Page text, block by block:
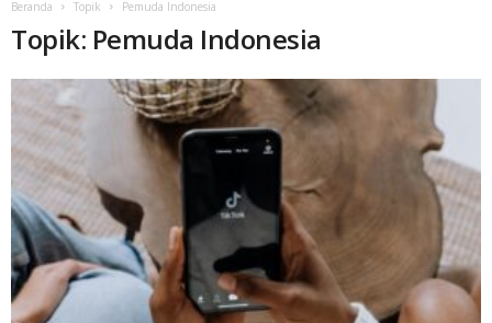
Beranda Topik Pemuda Indonesia
Topik: Pemuda Indonesia